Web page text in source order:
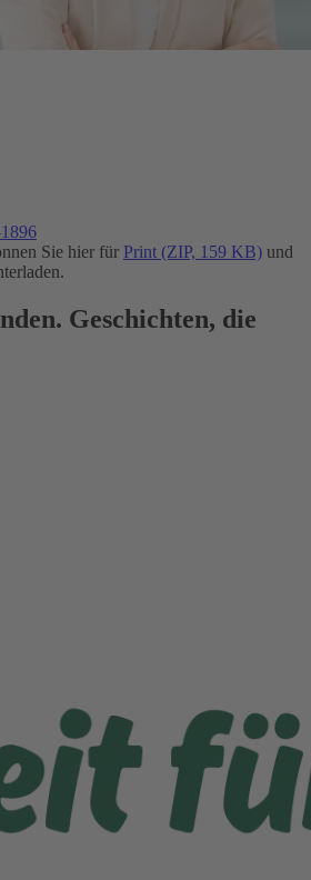
Sie hier für Print (ZIP, 159 KB) und
Geschichten, die